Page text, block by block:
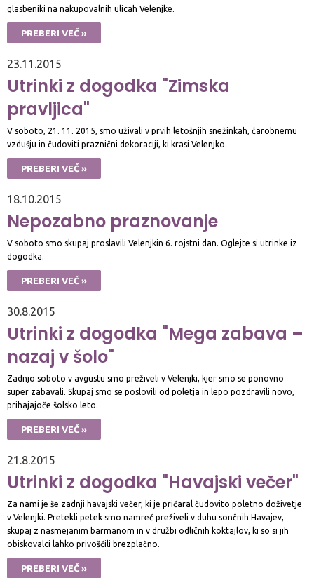
glasbeniki na nakupovalnih ulicah Velenjke.
PREBERI VEČ »
23.11.2015
Utrinki z dogodka "Zimska
pravljica"
V soboto, 21. 11. 2015, smo uživali v prvih letošnjih snežinkah, čarobnemu
vzdušju in čudoviti praznični dekoraciji, ki krasi Velenjko.
PREBERI VEČ »
18.10.2015
Nepozabno praznovanje
V soboto smo skupaj proslavili Velenjkin 6. rojstni dan. Oglejte si utrinke iz
dogodka.
PREBERI VEČ »
30.8.2015
Utrinki z dogodka "Mega zabava –
nazaj v šolo"
Zadnjo soboto v avgustu smo preživeli v Velenjki, kjer smo se ponovno
super zabavali. Skupaj smo se poslovili od poletja in lepo pozdravili novo,
prihajajoče šolsko leto.
PREBERI VEČ »
21.8.2015
Utrinki z dogodka "Havajski večer"
Za nami je še zadnji havajski večer, ki je pričaral čudovito poletno doživetje
v Velenjki. Pretekli petek smo namreč preživeli v duhu sončnih Havajev,
skupaj z nasmejanim barmanom in v družbi odličnih koktajlov, ki so si jih
obiskovalci lahko privoščili brezplačno.
PREBERI VEČ »